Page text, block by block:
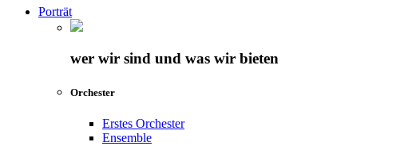
Porträt
wer wir sind und was wir bieten
Orchester
Erstes Orchester
Ensemble